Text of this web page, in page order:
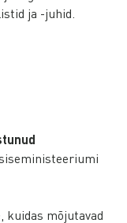
ja -juhid.
kuidas mõjutavad